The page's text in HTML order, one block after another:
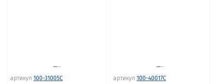
артикул 100-31005C артикул 100-40017C